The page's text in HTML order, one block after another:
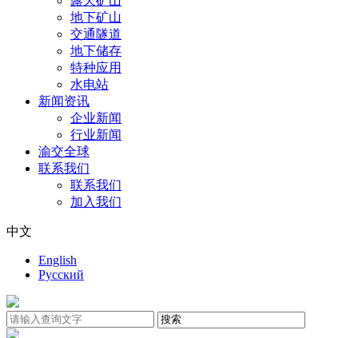
地下矿山
交通隧道
地下储存
特种应用
水电站
新闻资讯
企业新闻
行业新闻
渝交全球
联系我们
联系我们
加入我们
中文
English
Русский